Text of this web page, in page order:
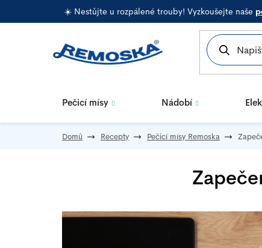
na
☀️ Nestůjte u rozpálené trouby! Vyzkoušejte naše
Pečicí mísy Nádobí
Domů Recepty Pečicí mísy Remoska